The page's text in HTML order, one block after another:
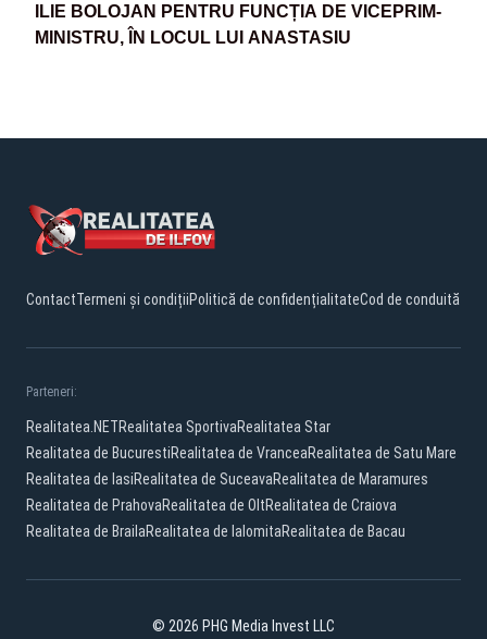
ILIE BOLOJAN PENTRU FUNCȚIA DE VICEPRIM-
MINISTRU, ÎN LOCUL LUI ANASTASIU
ContactTermeni și condițiiPolitică de confidențialitateCod de conduită
Parteneri:
Realitatea.NETRealitatea SportivaRealitatea Star
Realitatea de BucurestiRealitatea de VranceaRealitatea de Satu Mare
Realitatea de IasiRealitatea de SuceavaRealitatea de Maramures
Realitatea de PrahovaRealitatea de OltRealitatea de Craiova
Realitatea de BrailaRealitatea de IalomitaRealitatea de Bacau
© 2026 PHG Media Invest LLC